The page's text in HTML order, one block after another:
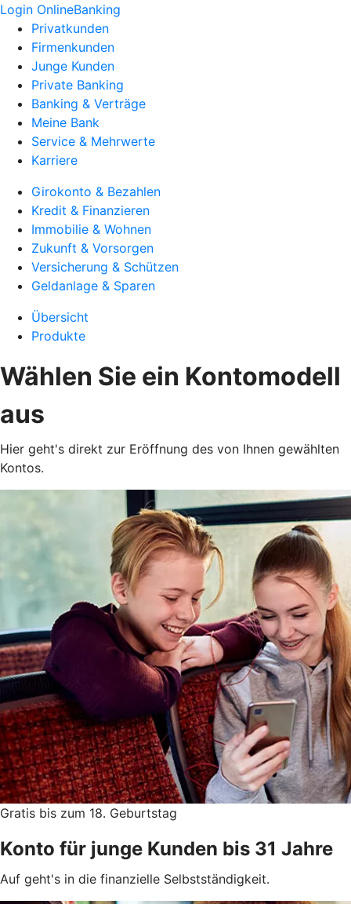
Login OnlineBanking
Privatkunden
Firmenkunden
Junge Kunden
Private Banking
Banking & Verträge
Meine Bank
Service & Mehrwerte
Karriere
Girokonto & Bezahlen
Kredit & Finanzieren
Immobilie & Wohnen
Zukunft & Vorsorgen
Versicherung & Schützen
Geldanlage & Sparen
Übersicht
Produkte
Wählen Sie ein Kontomodell
aus
Hier geht's direkt zur Eröffnung des von Ihnen gewählten
Kontos.
Gratis bis zum 18. Geburtstag
Konto für junge Kunden bis 31 Jahre
Auf geht's in die finanzielle Selbstständigkeit.